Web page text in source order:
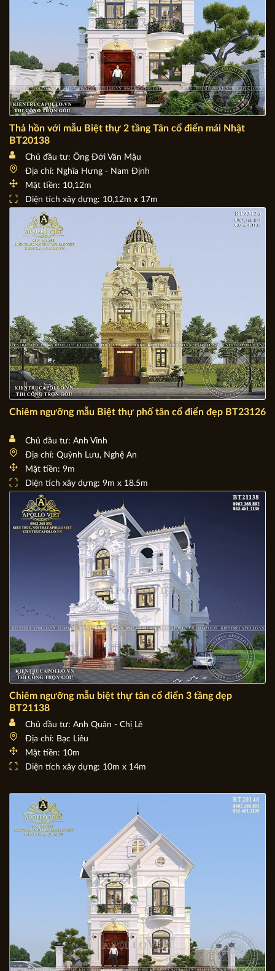
Thả hồn với mẫu Biệt thự 2 tầng Tân cổ điển mái Nhật
BT20138
Chủ đầu tư: Ông Đới Văn Mậu
Địa chỉ: Nghĩa Hưng - Nam Định
Mặt tiền: 10,12m
Diện tích xây dựng: 10,12m x 17m
Chiêm ngưỡng mẫu Biệt thự phố tân cổ điển đẹp BT23126
Chủ đầu tư: Anh Vĩnh
Địa chỉ: Quỳnh Lưu, Nghệ An
Mặt tiền: 9m
Diện tích xây dựng: 9m x 18.5m
Chiêm ngưỡng mẫu biệt thự tân cổ điển 3 tầng đẹp
BT21138
Mặt tiền: 10m
Diện tích xây dựng: 10m x 14m